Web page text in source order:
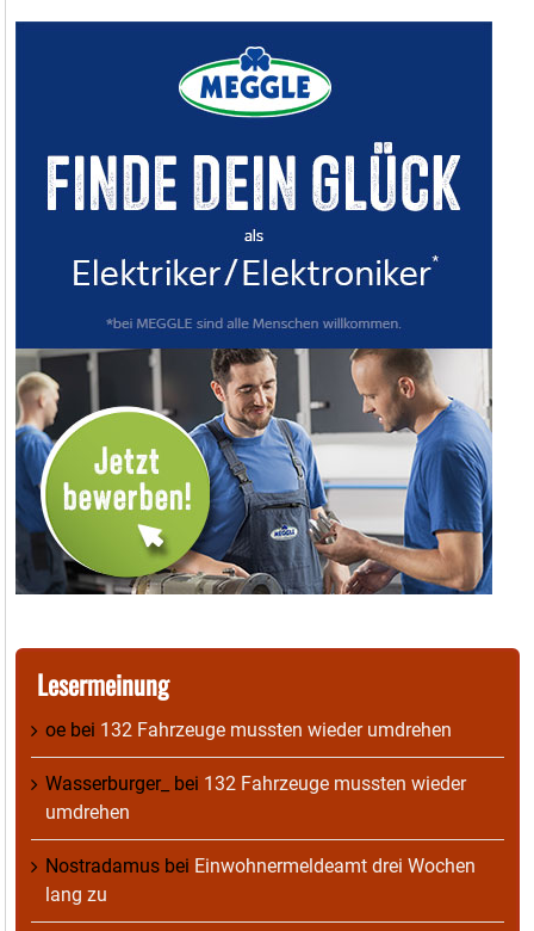
Lesermeinung
oe bei 132 Fahrzeuge mussten wieder umdrehen
Wasserburger_ bei 132 Fahrzeuge mussten wieder
umdrehen
Nostradamus bei Einwohnermeldeamt drei Wochen
lang zu